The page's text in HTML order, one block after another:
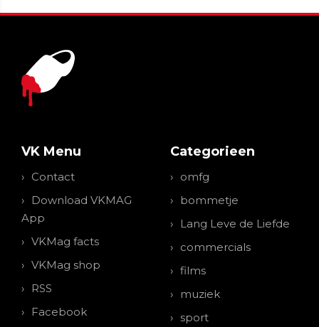
VK Menu
Contact
Download VKMAG
App
VKMag facts
VKMag shop
RSS
Facebook
Categorieen
omfg
bommetje
Lang Leve de Liefde
commercials
films
muziek
sport